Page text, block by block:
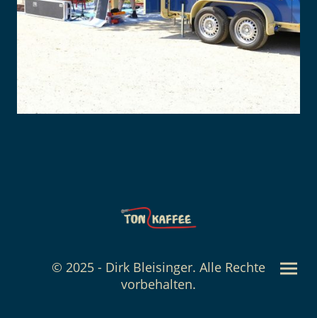
© 2025 - Dirk Bleisinger. Alle Rechte
vorbehalten.